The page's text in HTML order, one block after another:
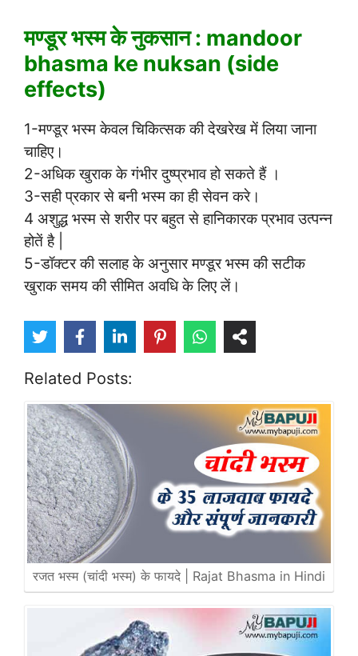
मण्डूर भस्म के नुकसान : mandoor
bhasma ke nuksan (side
effects)
1-मण्डूर भस्म केवल चिकित्सक की देखरेख में लिया जाना
चाहिए।
2-अधिक खुराक के गंभीर दुष्प्रभाव हो सकते हैं ।
3-सही प्रकार से बनी भस्म का ही सेवन करे।
4 अशुद्ध भस्म से शरीर पर बहुत से हानिकारक प्रभाव उत्पन्न
होतें है |
5-डॉक्टर की सलाह के अनुसार मण्डूर भस्म की सटीक
खुराक समय की सीमित अवधि के लिए लें।
Related Posts:
रजत भस्म (चांदी भस्म) के फायदे | Rajat Bhasma in Hindi